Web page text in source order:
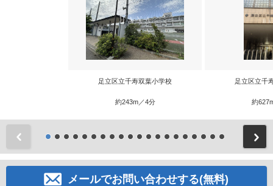
足立区立千寿双葉小学校
約243m／4分
足立区立千
約
メールでお問い合わせする(無料)